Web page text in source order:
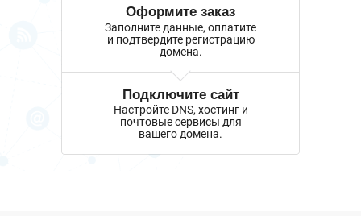
Оформите заказ
Заполните данные, оплатите
и подтвердите регистрацию
домена.
Подключите сайт
Настройте DNS, хостинг и
почтовые сервисы для
вашего домена.